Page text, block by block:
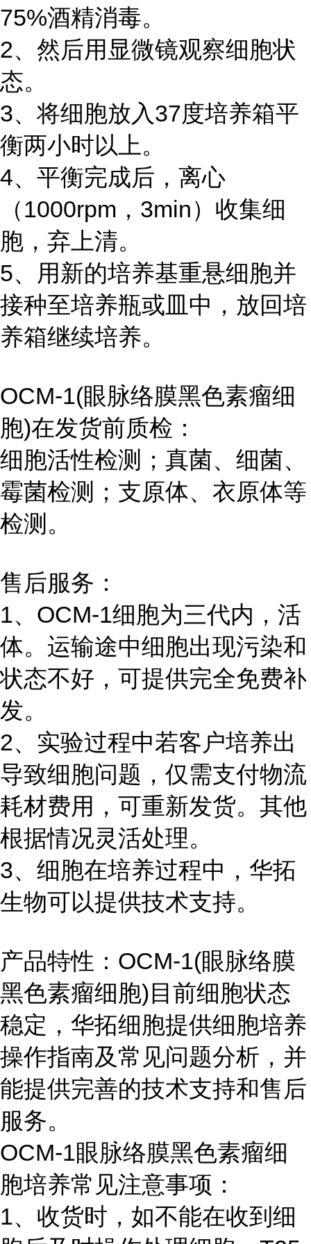
75%酒精消毒。
2、然后用显微镜观察细胞状
态。
3、将细胞放入37度培养箱平
衡两小时以上。
4、平衡完成后，离心
（1000rpm，3min）收集细
胞，弃上清。
5、用新的培养基重悬细胞并
接种至培养瓶或皿中，放回培
养箱继续培养。
OCM-1(眼脉络膜黑色素瘤细
胞)在发货前质检：
细胞活性检测；真菌、细菌、
霉菌检测；支原体、衣原体等
检测。
售后服务：
1、OCM-1细胞为三代内，活
体。运输途中细胞出现污染和
状态不好，可提供完全免费补
发。
2、实验过程中若客户培养出
导致细胞问题，仅需支付物流
耗材费用，可重新发货。其他
根据情况灵活处理。
3、细胞在培养过程中，华拓
生物可以提供技术支持。
产品特性：OCM-1(眼脉络膜
黑色素瘤细胞)目前细胞状态
稳定，华拓细胞提供细胞培养
操作指南及常见问题分析，并
能提供完善的技术支持和售后
服务。
OCM-1眼脉络膜黑色素瘤细
胞培养常见注意事项：
1、收货时，如不能在收到细